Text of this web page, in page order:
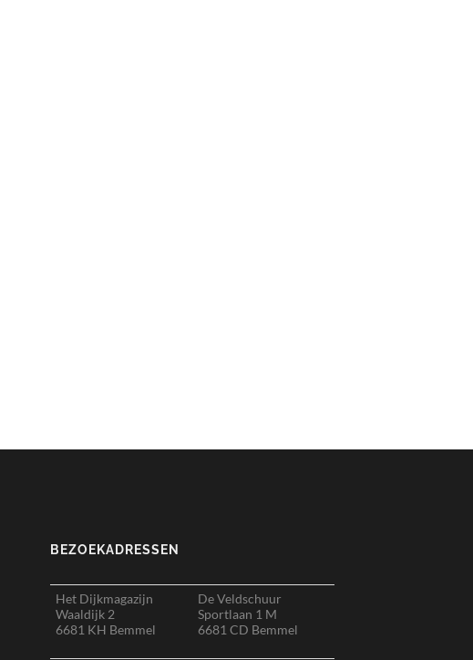
BEZOEKADRESSEN
Het Dijkmagazijn
Waaldijk 2
6681 KH Bemmel
De Veldschuur
Sportlaan 1 M
6681 CD Bemmel